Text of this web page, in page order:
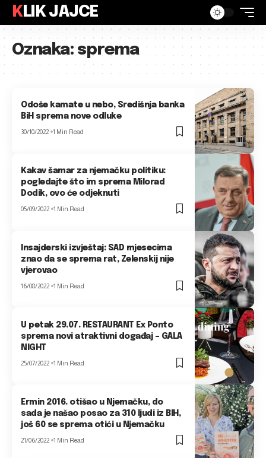
KLIK JAJCE
Oznaka:sprema
Odoše kamate u nebo, Središnja banka
BiH sprema nove odluke
30/10/2022 1 Min Read
Kakav šamar za njemačku politiku:
pogledajte što im sprema Milorad
Dodik, ovo će odjeknuti
05/09/2022 1 Min Read
Insajderski izvještaj: SAD mjesecima
znao da se sprema rat, Zelenskij nije
vjerovao
16/08/2022 1 Min Read
U petak 29.07. RESTAURANT Ex Ponto
sprema novi atraktivni događaj – GALA
NIGHT
25/07/2022 1 Min Read
Ermin 2016. otišao u Njemačku, do
sada je našao posao za 310 ljudi iz BIH,
još 60 se sprema otići u Njemačku
21/06/2022 1 Min Read